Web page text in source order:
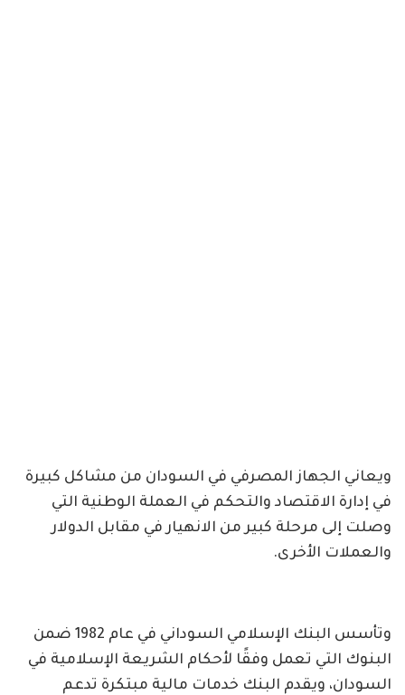
ويعاني الجهاز المصرفي في السودان من مشاكل كبيرة
في إدارة الاقتصاد والتحكم في العملة الوطنية التي
وصلت إلى مرحلة كبير من الانهيار في مقابل الدولار
والعملات الأخرى.
وتأسس البنك الإسلامي السوداني في عام 1982 ضمن
البنوك التي تعمل وفقًا لأحكام الشريعة الإسلامية في
السودان، ويقدم البنك خدمات مالية مبتكرة تدعم